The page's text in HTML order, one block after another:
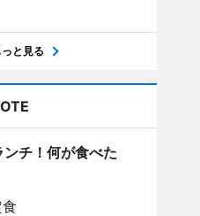
っと見る
チ！何が食べた